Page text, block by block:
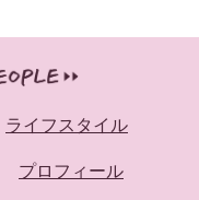
ライフスタイル
プロフィール